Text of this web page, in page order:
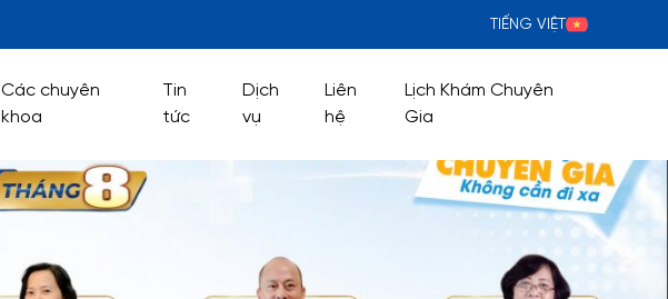
TIẾNG VIỆT
Các chuyên
khoa
Tin
tức
Dịch
vụ
Liên
hệ
Lịch Khám Chuyên
Gia